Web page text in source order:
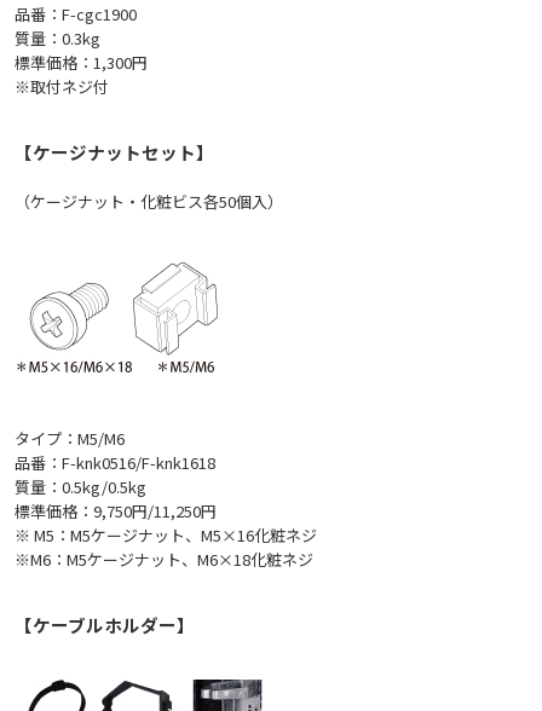
品番：F-cgc1900
質量：0.3kg
標準価格：1,300円
※取付ネジ付
【ケージナットセット】
（ケージナット・化粧ビス各50個入）
タイプ：M5/M6
品番：F-knk0516/F-knk1618
質量：0.5kg/0.5kg
標準価格：9,750円/11,250円
※ M5：M5ケージナット、M5×16化粧ネジ
※M6：M5ケージナット、M6×18化粧ネジ
【ケーブルホルダー】